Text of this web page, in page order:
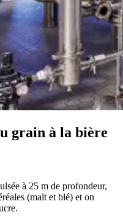
grain à la bière
à 25 m de profondeur,
(malt et blé) et on